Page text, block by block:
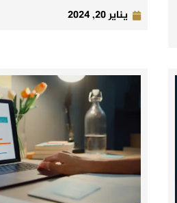
يناير 20, 2024